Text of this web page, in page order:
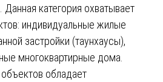
. Данная категория охватывает
индивидуальные жилые
застройки (таунхаусы),
многоквартирные дома.
обладает